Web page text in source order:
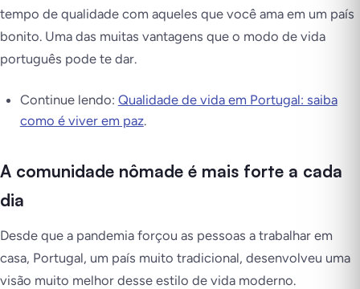
tempo de qualidade com aqueles que você ama em um país
bonito. Uma das muitas vantagens que o modo de vida
português pode te dar.
Continue lendo: Qualidade de vida em Portugal: saiba
como é viver em paz.
A comunidade nômade é mais forte a cada
dia
Desde que a pandemia forçou as pessoas a trabalhar em
casa, Portugal, um país muito tradicional, desenvolveu uma
visão muito melhor desse estilo de vida moderno.